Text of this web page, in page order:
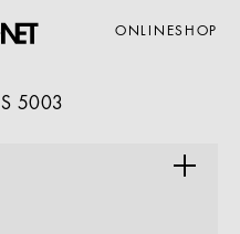
ONLINESHOP
S 5003